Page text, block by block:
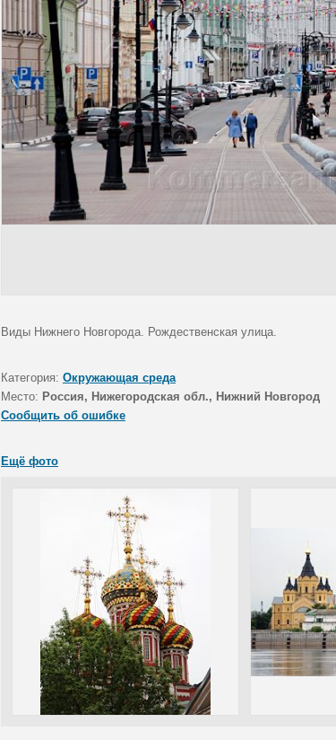
Виды Нижнего Новгорода. Рождественская улица.
Категория: Окружающая среда
Место: Россия, Нижегородская обл., Нижний Новгород
Сообщить об ошибке
Ещё фото